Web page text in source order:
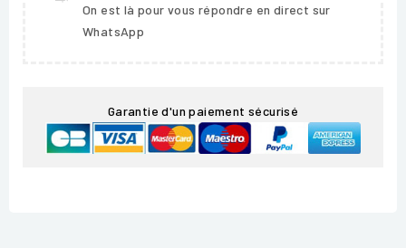
On est là pour vous répondre en direct sur
WhatsApp
Garantie d'un paiement sécurisé